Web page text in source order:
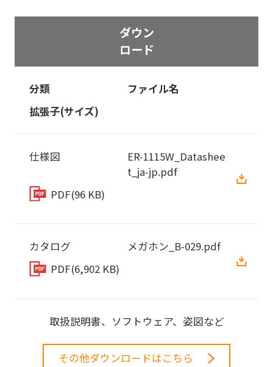
ダウン
ロード
分類
ファイル名
拡張子(サイズ)
仕様図
ER-1115W_Datashee
t_ja-jp.pdf
PDF(96 KB)
カタログ
メガホン_B-029.pdf
PDF(6,902 KB)
取扱説明書、ソフトウェア、姿図など
その他ダウンロードはこちら